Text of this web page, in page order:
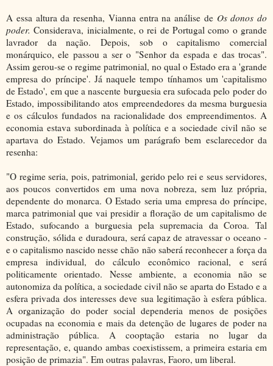
A essa altura da resenha, Vianna entra na análise de Os donos do
poder.Considerava, inicialmente, o rei de Portugal como o grande
lavrador da nação. Depois, sob o capitalismo comercial
monárquico, ele passou a ser o "Senhor da espada e das trocas".
Assim gerou-se o regime patrimonial, no qual o Estado era a 'grande
empresa do príncipe'. Já naquele tempo tínhamos um 'capitalismo
de Estado', em que a nascente burguesia era sufocada pelo poder do
Estado, impossibilitando atos empreendedores da mesma burguesia
e os cálculos fundados na racionalidade dos empreendimentos. A
economia estava subordinada à política e a sociedade civil não se
apartava do Estado. Vejamos um parágrafo bem esclarecedor da
resenha:
"O regime seria, pois, patrimonial, gerido pelo rei e seus servidores,
aos poucos convertidos em uma nova nobreza, sem luz própria,
dependente do monarca. O Estado seria uma empresa do príncipe,
marca patrimonial que vai presidir a floração de um capitalismo de
Estado, sufocando a burguesia pela supremacia da Coroa. Tal
construção, sólida e duradoura, será capaz de atravessar o oceano -
e o capitalismo nascido nesse chão não saberá reconhecer a força da
empresa individual, do cálculo econômico racional, e será
politicamente orientado. Nesse ambiente, a economia não se
autonomiza da política, a sociedade civil não se aparta do Estado e a
esfera privada dos interesses deve sua legitimação à esfera pública.
A organização do poder social dependeria menos de posições
ocupadas na economia e mais da detenção de lugares de poder na
administração pública. A cooptação estaria no lugar da
representação, e, quando ambas coexistissem, a primeira estaria em
posição de primazia". Em outras palavras, Faoro, um liberal.